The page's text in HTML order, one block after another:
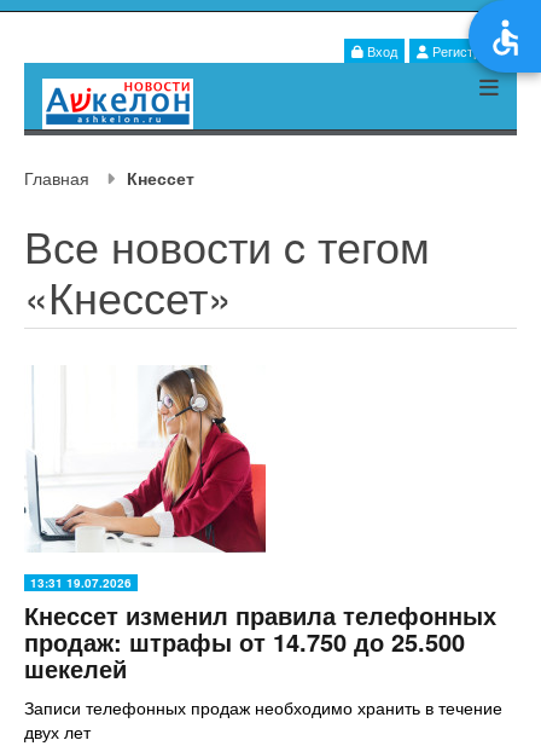
Вход Регистрация
Главная Кнессет
Все новости c тегом
«Кнессет»
13:31 19.07.2026
Кнессет изменил правила телефонных
продаж: штрафы от 14.750 до 25.500
шекелей
Записи телефонных продаж необходимо хранить в течение
двух лет